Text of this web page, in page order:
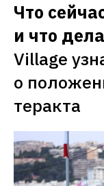
Что
и что
Village
о
теракта